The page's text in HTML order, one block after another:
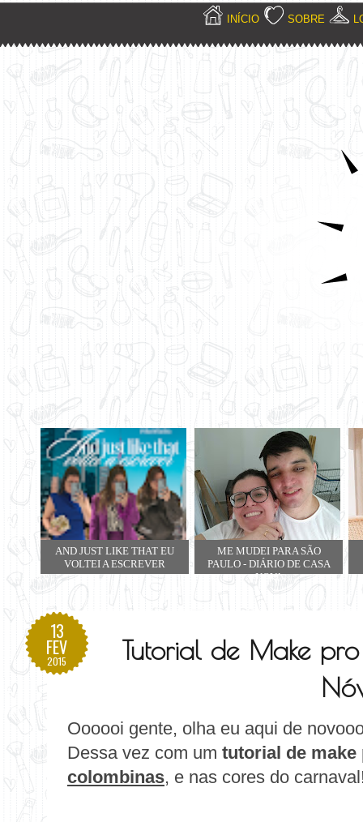
INÍCIO SOBRE
AND JUST LIKE THAT EU
VOLTEI A ESCREVER
ME MUDEI PARA SÃO
PAULO - DIÁRIO DE CASA
NOVA
13
FEV
2015
Tutorial de Make
Oooooi gente, olha eu aqui de
Dessa vez com um tutorial de make
colombinas, e nas cores do